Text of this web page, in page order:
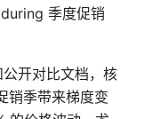
季度促销
开对比文档，核
销季带来梯度变